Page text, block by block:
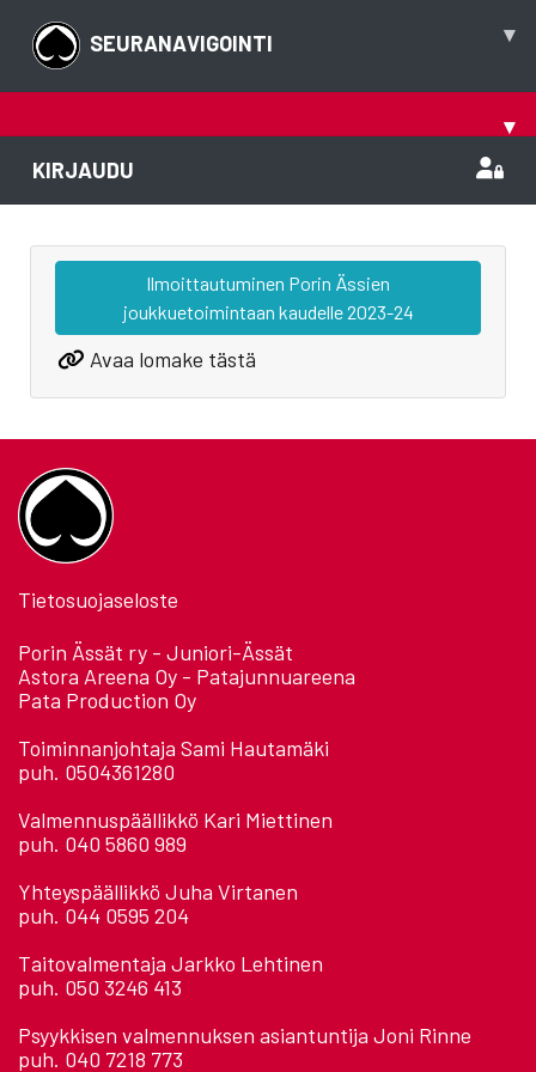
SEURANAVIGOINTI ▾
▾
KIRJAUDU
Ilmoittautuminen Porin Ässien
joukkuetoimintaan kaudelle 2023-24
Avaa lomake tästä
Tietosuojaseloste
Porin Ässät ry - Juniori-Ässät
Astora Areena Oy - Patajunnuareena
Pata Production Oy
Toiminnanjohtaja Sami Hautamäki
puh. 0504361280
Valmennuspäällikkö Kari Miettinen
puh. 040 5860 989
Yhteyspäällikkö Juha Virtanen
puh. 044 0595 204
Taitovalmentaja Jarkko Lehtinen
puh. 050 3246 413
Psyykkisen valmennuksen asiantuntija Joni Rinne
puh. 040 7218 773